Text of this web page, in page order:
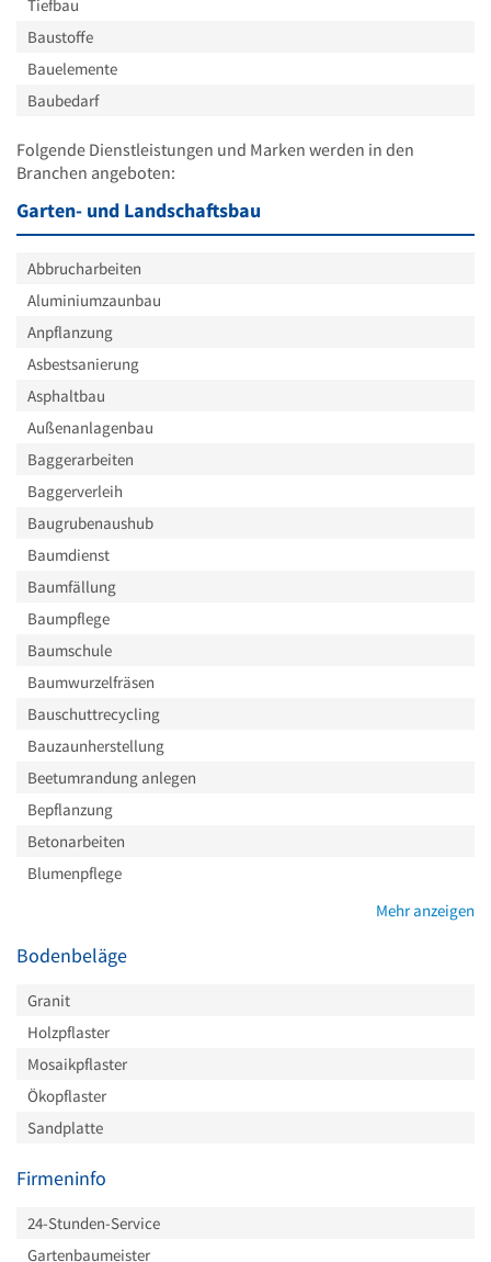
Tiefbau
Baustoffe
Bauelemente
Baubedarf
Folgende Dienstleistungen und Marken werden in den
Branchen angeboten:
Garten- und Landschaftsbau
Abbrucharbeiten
Aluminiumzaunbau
Anpflanzung
Asbestsanierung
Asphaltbau
Außenanlagenbau
Baggerarbeiten
Baggerverleih
Baugrubenaushub
Baumdienst
Baumfällung
Baumpflege
Baumschule
Baumwurzelfräsen
Bauschuttrecycling
Bauzaunherstellung
Beetumrandung anlegen
Bepflanzung
Betonarbeiten
Blumenpflege
Mehr anzeigen
Bodenbeläge
Granit
Holzpflaster
Mosaikpflaster
Ökopflaster
Sandplatte
Firmeninfo
24-Stunden-Service
Gartenbaumeister